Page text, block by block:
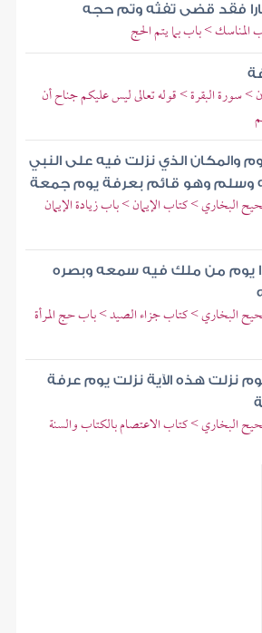
فقد قضى تفثه وتم حجه
> باب بما يتم الحج
> سورة البقرة > قوله تعالى ليس عليكم جناح أن
والمكان الذي نزلت فيه على النبي
وسلم وهو قائم بعرفة يوم جمعة
البخاري > كتاب الإيمان > باب زيادة الإيمان
يوم من ملك فيه سمعه وبصره
البخاري > كتاب جزاء الصيد > باب حج المرأة
نزلت هذه الآية نزلت يوم عرفة
البخاري > كتاب الاعتصام بالكتاب والسنة